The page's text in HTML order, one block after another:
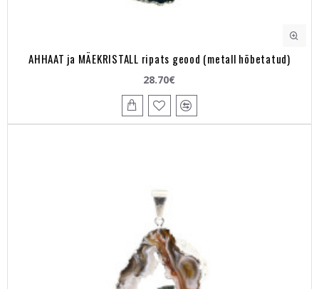
AHHAAT ja MÄEKRISTALL ripats geood (metall hõbetatud)
28.70€